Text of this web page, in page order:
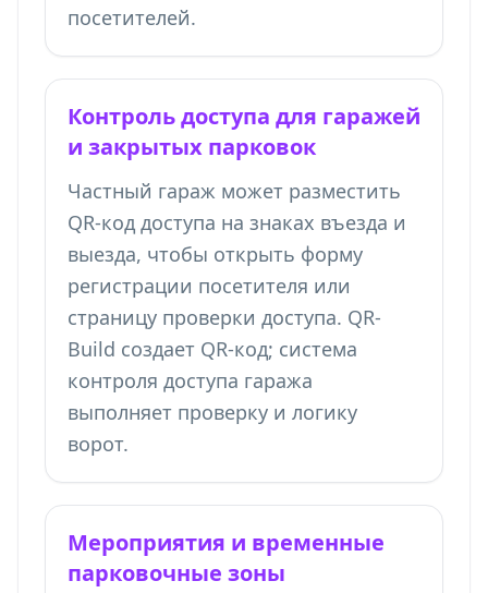
посетителей.
Контроль доступа для гаражей
и закрытых парковок
Частный гараж может разместить
QR-код доступа на знаках въезда и
выезда, чтобы открыть форму
регистрации посетителя или
страницу проверки доступа. QR-
Build создает QR-код; система
контроля доступа гаража
выполняет проверку и логику
ворот.
Мероприятия и временные
парковочные зоны